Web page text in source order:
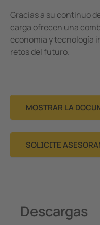
Gracias a su continuo
carga ofrecen una
economía y tecnología
retos del futuro.
MOSTRAR LA
SOLICITE
Descargas